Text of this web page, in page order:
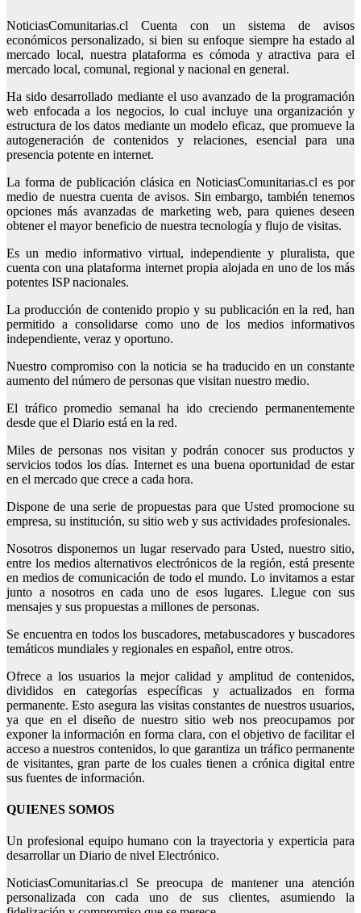
NoticiasComunitarias.cl Cuenta con un sistema de avisos
económicos personalizado, si bien su enfoque siempre ha estado al
mercado local, nuestra plataforma es cómoda y atractiva para el
mercado local, comunal, regional y nacional en general.
Ha sido desarrollado mediante el uso avanzado de la programación
web enfocada a los negocios, lo cual incluye una organización y
estructura de los datos mediante un modelo eficaz, que promueve la
autogeneración de contenidos y relaciones, esencial para una
presencia potente en internet.
La forma de publicación clásica en NoticiasComunitarias.cl es por
medio de nuestra cuenta de avisos. Sin embargo, también tenemos
opciones más avanzadas de marketing web, para quienes deseen
obtener el mayor beneficio de nuestra tecnología y flujo de visitas.
Es un medio informativo virtual, independiente y pluralista, que
cuenta con una plataforma internet propia alojada en uno de los más
potentes ISP nacionales.
La producción de contenido propio y su publicación en la red, han
permitido a consolidarse como uno de los medios informativos
independiente, veraz y oportuno.
Nuestro compromiso con la noticia se ha traducido en un constante
aumento del número de personas que visitan nuestro medio.
El tráfico promedio semanal ha ido creciendo permanentemente
desde que el Diario está en la red.
Miles de personas nos visitan y podrán conocer sus productos y
servicios todos los días. Internet es una buena oportunidad de estar
en el mercado que crece a cada hora.
Dispone de una serie de propuestas para que Usted promocione su
empresa, su institución, su sitio web y sus actividades profesionales.
Nosotros disponemos un lugar reservado para Usted, nuestro sitio,
entre los medios alternativos electrónicos de la región, está presente
en medios de comunicación de todo el mundo. Lo invitamos a estar
junto a nosotros en cada uno de esos lugares. Llegue con sus
mensajes y sus propuestas a millones de personas.
Se encuentra en todos los buscadores, metabuscadores y buscadores
temáticos mundiales y regionales en español, entre otros.
Ofrece a los usuarios la mejor calidad y amplitud de contenidos,
divididos en categorías específicas y actualizados en forma
permanente. Esto asegura las visitas constantes de nuestros usuarios,
ya que en el diseño de nuestro sitio web nos preocupamos por
exponer la información en forma clara, con el objetivo de facilitar el
acceso a nuestros contenidos, lo que garantiza un tráfico permanente
de visitantes, gran parte de los cuales tienen a crónica digital entre
sus fuentes de información.
QUIENES SOMOS
Un profesional equipo humano con la trayectoria y experticia para
desarrollar un Diario de nivel Electrónico.
NoticiasComunitarias.cl Se preocupa de mantener una atención
personalizada con cada uno de sus clientes, asumiendo la